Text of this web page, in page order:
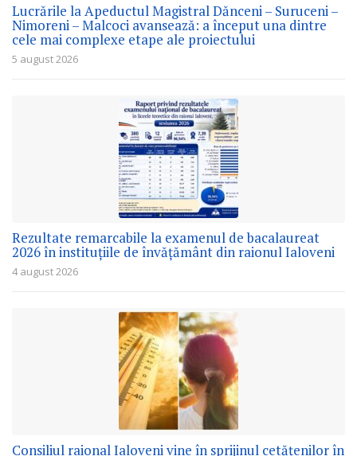
Lucrările la Apeductul Magistral Dănceni – Suruceni –
Nimoreni – Malcoci avansează: a început una dintre
cele mai complexe etape ale proiectului
5 august 2026
Rezultate remarcabile la examenul de bacalaureat
2026 în instituțiile de învățământ din raionul Ialoveni
4 august 2026
Consiliul raional Ialoveni vine în sprijinul cetățenilor în